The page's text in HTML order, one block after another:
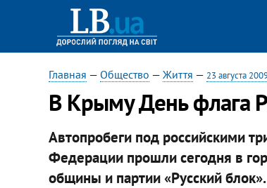
Главная — Общество — Життя — 23 августа
В Крыму День флага
Автопробеги под российскими
Федерации прошли сегодня в
общины и партии «Русский блок».